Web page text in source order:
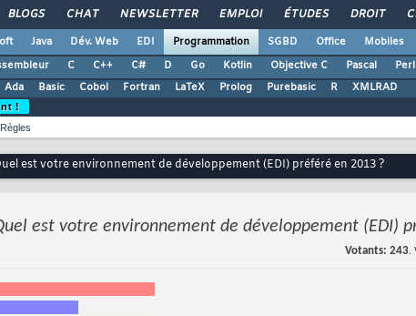
BLOGS CHAT NEWSLETTER EMPLOI ÉTUDES DROIT
Java Dév. Web EDI Programmation SGBD Office Mobiles
C C++ C# D Go Kotlin Objective C Pascal Perl
Ada
Basic Cobol Fortran LaTeX Prolog Purebasic R XMLRAD
!
Règles
est votre environnement de développement (EDI) préféré en 2013 ?
est votre environnement de développement (EDI)
Votants 243.